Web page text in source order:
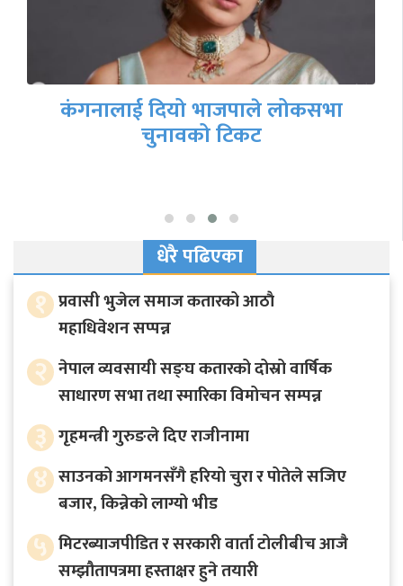
दिल्लीका मुख्यमन्त्री अरविन्द केजरीवाल
पक्राउ
धेरै पढिएका
१ प्रवासी भुजेल समाज कतारको आठाै
महाधिवेशन सप्पन्न
२ नेपाल व्यवसायी सङ्घ कतारको दोस्रो वार्षिक
साधारण सभा तथा स्मारिका विमोचन सम्पन्न
३ गृहमन्त्री गुरुङले दिए राजीनामा
४ साउनको आगमनसँगै हरियो चुरा र पोतेले सजिए
बजार, किन्नेको लाग्यो भीड
५ मिटरब्याजपीडित र सरकारी वार्ता टोलीबीच आजै
सम्झौतापत्रमा हस्ताक्षर हुने तयारी